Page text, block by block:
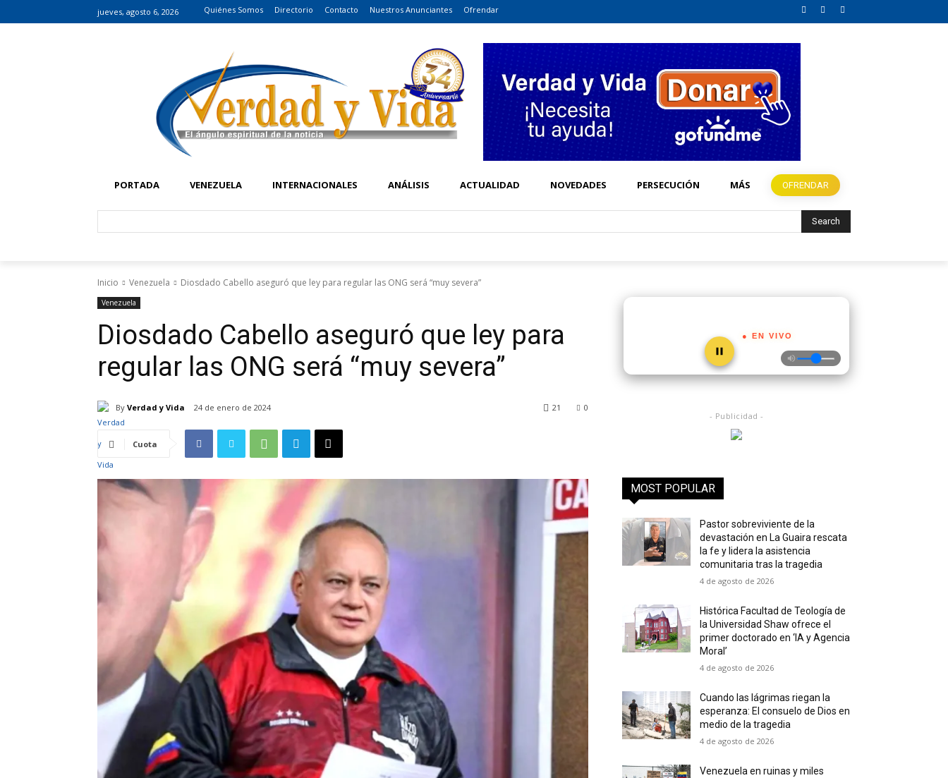
jueves, agosto 6, 2026 Quiénes Somos Directorio Contacto Nuestros Anunciantes Ofrendar
PORTADA VENEZUELA INTERNACIONALES ANÁLISIS ACTUALIDAD NOVEDADES PERSECUCIÓN MÁS OFRENDAR
Search
Inicio Venezuela Diosdado Cabello aseguró que ley para regular las ONG será “muy severa”
Venezuela
Diosdado Cabello aseguró que ley para
regular las ONG será “muy severa”
By Verdad y Vida 24 de enero de 2024 0
21
Cuota
● EN VIVO
- Publicidad -
MOST POPULAR
Pastor sobreviviente de la
devastación en La Guaira rescata
la fe y lidera la asistencia
comunitaria tras la tragedia
4 de agosto de 2026
Histórica Facultad de Teología de
la Universidad Shaw ofrece el
primer doctorado en ‘IA y Agencia
Moral’
4 de agosto de 2026
Cuando las lágrimas riegan la
esperanza: El consuelo de Dios en
medio de la tragedia
4 de agosto de 2026
Venezuela en ruinas y miles